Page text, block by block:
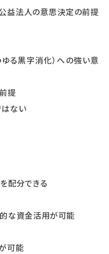
益法人の意思決定の前提
る黒字消化）への強い意
提
ない
配分できる
な資金活用が可能
可能